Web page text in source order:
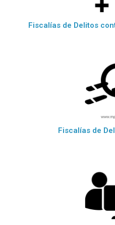
Fiscalías de Delitos
Fiscalías de